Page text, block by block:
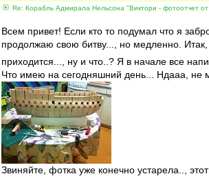
Re: Корабль Адмирала Нельсона "Виктори - фотоотчет от
Всем привет! Если кто то подумал что я
продолжаю свою битву..., но медленно. Итак,
приходится..., ну и что..? Я в начале все
Что имею на сегодняшний день... Ндааа, не
Звиняйте, фотка уже конечно устарела..,